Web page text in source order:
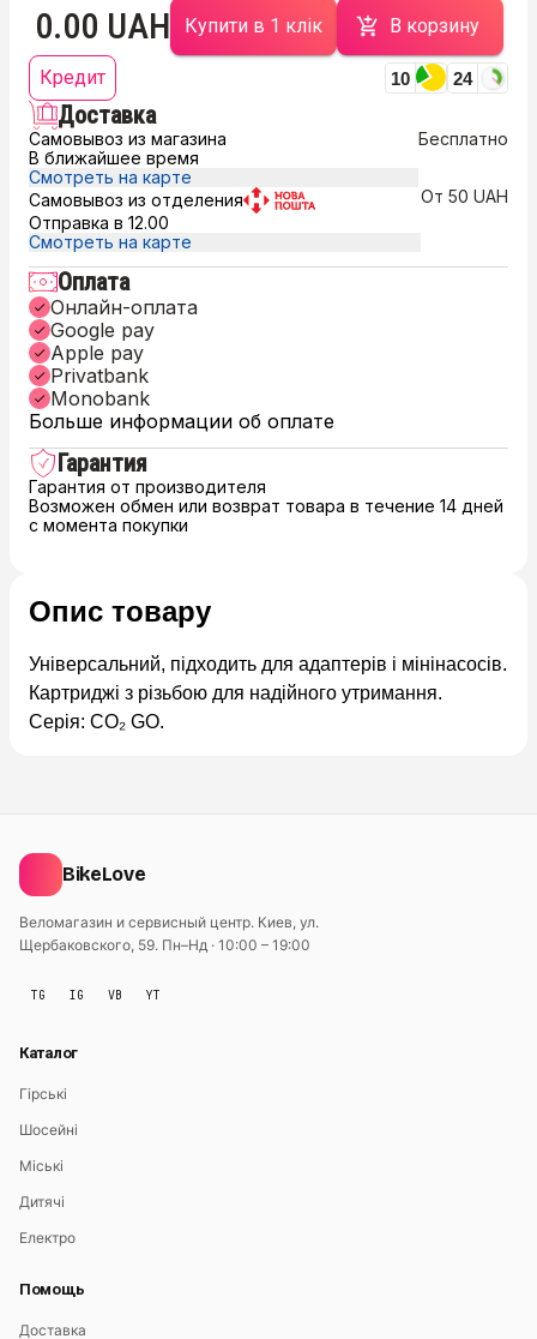
0.00 UAH Купити в 1 клік В корзину
Кредит 10 24
Доставка
Самовывоз из магазина
В ближайшее время
Смотреть на карте
Бесплатно
Самовывоз из отделения
Отправка в 12.00
Смотреть на карте
От 50 UAH
Оплата
Онлайн-оплата
Google pay
Apple pay
Privatbank
Monobank
Больше информации об оплате
Гарантия
Гарантия от производителя
Возможен обмен или возврат товара в течение 14 дней
с момента покупки
Опис товару
Універсальний, підходить для адаптерів і мінінасосів.
Картриджі з різьбою для надійного утримання.
Серія: CO₂ GO.
BikeLove
Веломагазин и сервисный центр. Киев, ул.
Щербаковского, 59. Пн–Нд · 10:00 – 19:00
TG IG VB YT
Каталог
Гірські
Шосейні
Міські
Дитячі
Електро
Помощь
Доставка